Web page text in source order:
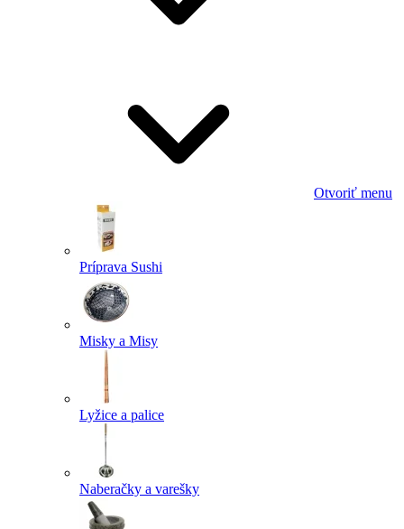
Otvoriť menu
Príprava Sushi
Misky a Misy
Lyžice a palice
Naberačky a varešky